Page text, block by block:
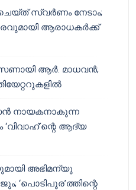
സ്വർണം നേടാം;
ആരാധകർക്ക്
ആർ. മാധവൻ;
നായകനാകുന്ന
‘വിവാഹ്’ന്റെ ആദ്യ
അഭിമന്യു
‘പൊടിപൂര’ത്തിന്റെ